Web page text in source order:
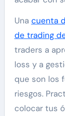
Una cuenta
de trading
traders a
loss y a
que son los
riesgos.
colocar tus